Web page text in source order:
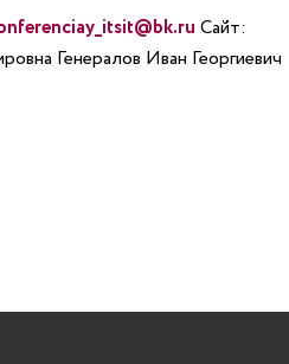
Сайт:
Генералов Иван Георгиевич